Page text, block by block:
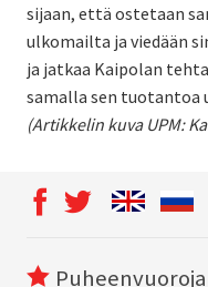
sijaan, että ostetaan
ulkomailta ja viedään
ja jatkaa Kaipolan
samalla sen tuotantoa
(Artikkelin kuva UPM:
Puheenvuoroja